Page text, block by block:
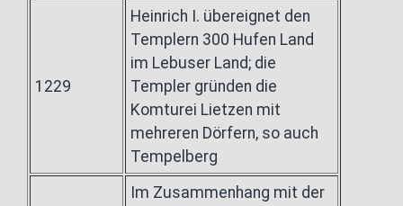
1229
Heinrich I. übereignet den
Templern 300 Hufen Land
im Lebuser Land; die
Templer gründen die
Komturei Lietzen mit
mehreren Dörfern, so auch
Tempelberg
Im Zusammenhang mit der